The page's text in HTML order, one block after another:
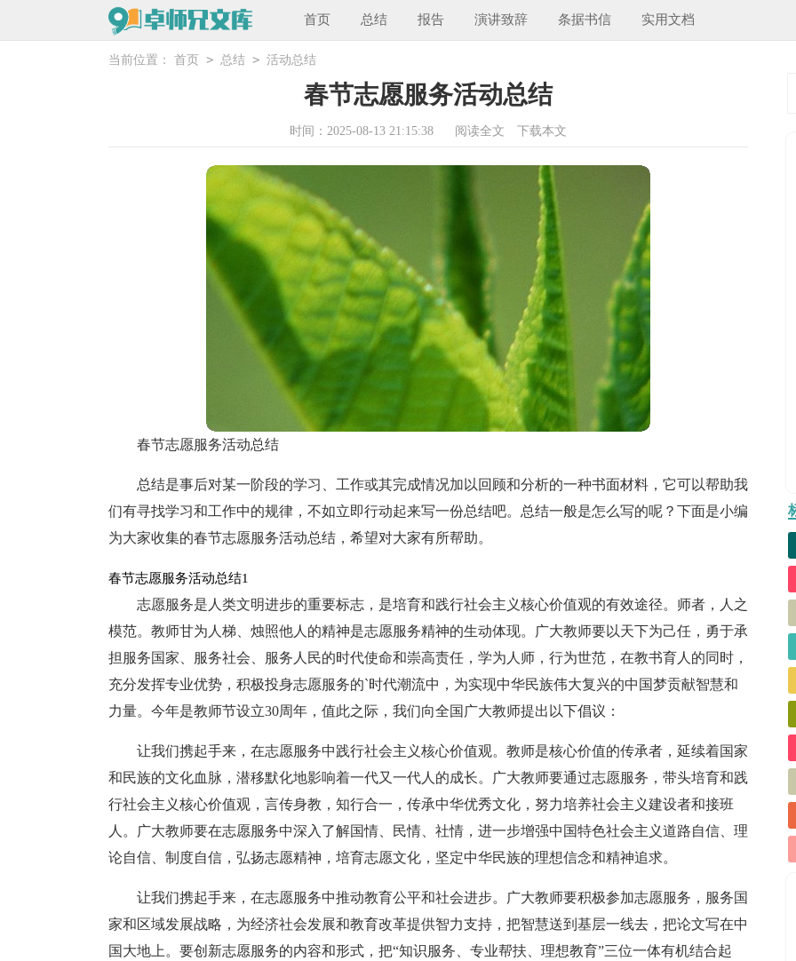
首页 总结 报告 演讲致辞 条据书信 实用文档
当前位置： 首页 > 总结 > 活动总结
春节志愿服务活动总结
时间：2025-08-13 21:15:38 阅读全文 下载本文
春节志愿服务活动总结
总结是事后对某一阶段的学习、工作或其完成情况加以回顾和分析的一种书面材料，它可以帮助我
们有寻找学习和工作中的规律，不如立即行动起来写一份总结吧。总结一般是怎么写的呢？下面是小编
为大家收集的春节志愿服务活动总结，希望对大家有所帮助。
春节志愿服务活动总结1
志愿服务是人类文明进步的重要标志，是培育和践行社会主义核心价值观的有效途径。师者，人之
模范。教师甘为人梯、烛照他人的精神是志愿服务精神的生动体现。广大教师要以天下为己任，勇于承
担服务国家、服务社会、服务人民的时代使命和崇高责任，学为人师，行为世范，在教书育人的同时，
充分发挥专业优势，积极投身志愿服务的`时代潮流中，为实现中华民族伟大复兴的中国梦贡献智慧和
力量。今年是教师节设立30周年，值此之际，我们向全国广大教师提出以下倡议：
让我们携起手来，在志愿服务中践行社会主义核心价值观。教师是核心价值的传承者，延续着国家
和民族的文化血脉，潜移默化地影响着一代又一代人的成长。广大教师要通过志愿服务，带头培育和践
行社会主义核心价值观，言传身教，知行合一，传承中华优秀文化，努力培养社会主义建设者和接班
人。广大教师要在志愿服务中深入了解国情、民情、社情，进一步增强中国特色社会主义道路自信、理
论自信、制度自信，弘扬志愿精神，培育志愿文化，坚定中华民族的理想信念和精神追求。
让我们携起手来，在志愿服务中推动教育公平和社会进步。广大教师要积极参加志愿服务，服务国
家和区域发展战略，为经济社会发展和教育改革提供智力支持，把智慧送到基层一线去，把论文写在中
国大地上。要创新志愿服务的内容和形式，把“知识服务、专业帮扶、理想教育”三位一体有机结合起